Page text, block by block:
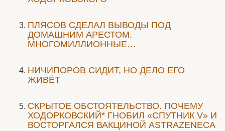
ПЛЯСОВ СДЕЛАЛ ВЫВОДЫ ПОД
ДОМАШНИМ АРЕСТОМ.
МНОГОМИЛЛИОННЫЕ…
НИЧИПОРОВ СИДИТ, НО ДЕЛО ЕГО
ЖИВЁТ
СКРЫТОЕ ОБСТОЯТЕЛЬСТВО. ПОЧЕМУ
ХОДОРКОВСКИЙ* ГНОБИЛ «СПУТНИК V» И
ВОСТОРГАЛСЯ ВАКЦИНОЙ ASTRAZENECA